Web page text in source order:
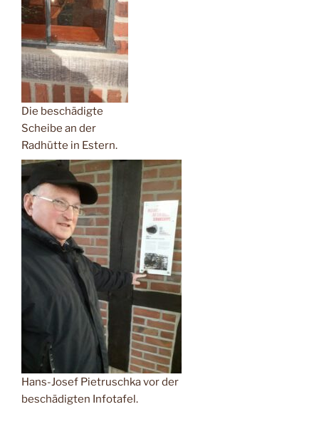
Die beschädigte
Scheibe an der
Radhütte in Estern.
Hans-Josef Pietruschka vor der
beschädigten Infotafel.